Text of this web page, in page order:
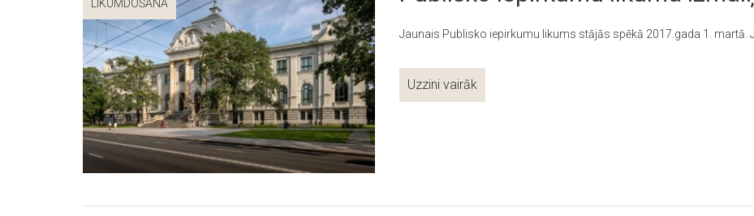
LIKUMDOŠANA
Jaunais Publisko iepirkumu likums stājās spēkā 2017.gada 1. martā.
Uzzini vairāk